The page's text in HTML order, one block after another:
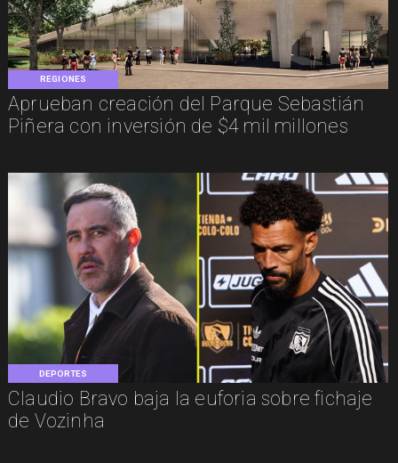
REGIONES
Aprueban creación del Parque Sebastián
Piñera con inversión de $4 mil millones
DEPORTES
Claudio Bravo baja la euforia sobre fichaje
de Vozinha